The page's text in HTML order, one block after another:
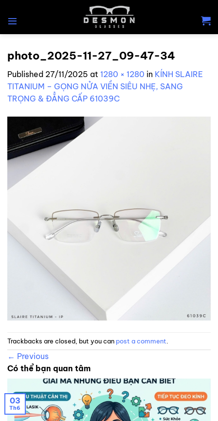
photo_2025-11-27_09-47-34
Published 27/11/2025 at 1280 × 1280 in KÍNH SLAIRE
TITANIUM – GỌNG NỬA VIỀN SIÊU NHẸ, SANG
TRỌNG & ĐẲNG CẤP 61039C
Trackbacks are closed, but you can post a comment
← Previous
Có thể bạn quan tâm
03
Th6